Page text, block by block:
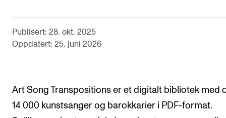
IT og digitale tjenester
Sibelius – Notation Software
Publisert: 28. okt. 2025
Oppdatert: 25. juni 2026
Art Song Transpositions er et digitalt bibliotek med
14 000 kunstsanger og barokkarier i PDF-format.